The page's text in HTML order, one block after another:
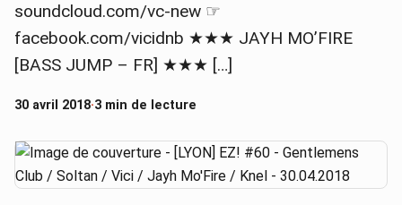
soundcloud.com/vc-new ☞
facebook.com/vicidnb ★★★ JAYH MO’FIRE
[BASS JUMP – FR] ★★★ […]
30 avril 2018·3 min de lecture